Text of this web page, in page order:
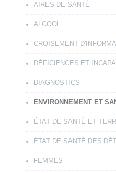
AIRES DE SANTÉ
ALCOOL
CROISEMENT
DÉFICIENCES ET
DIAGNOSTICS
ENVIRONNEMENT ET
ÉTAT DE SANTÉ ET
ÉTAT DE SANTÉ DES
FEMMES